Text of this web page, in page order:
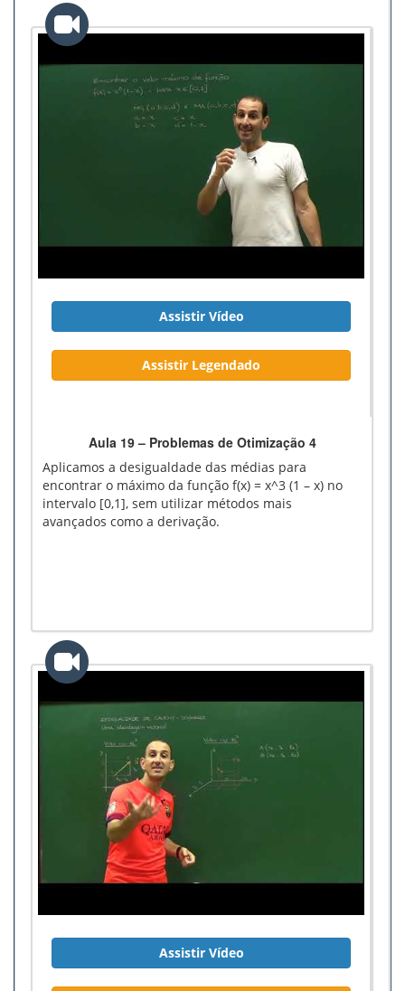
Assistir Vídeo
Assistir Legendado
Aula 19 – Problemas de Otimização 4
Aplicamos a desigualdade das médias para
encontrar o máximo da função f(x) = x^3 (1 – x) no
intervalo [0,1], sem utilizar métodos mais
avançados como a derivação.
Assistir Vídeo